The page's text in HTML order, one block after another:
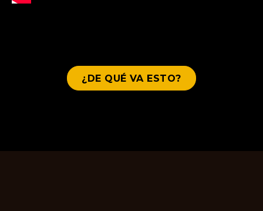
¿DE QUÉ VA ESTO?